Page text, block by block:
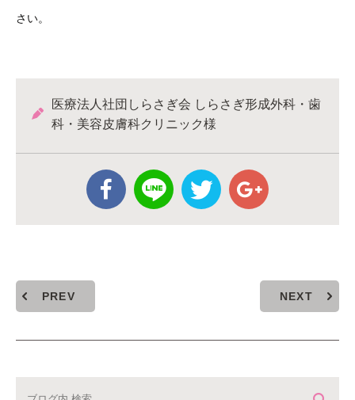
さい。
医療法人社団しらさぎ会 しらさぎ形成外科・歯
科・美容皮膚科クリニック様
PREV NEXT